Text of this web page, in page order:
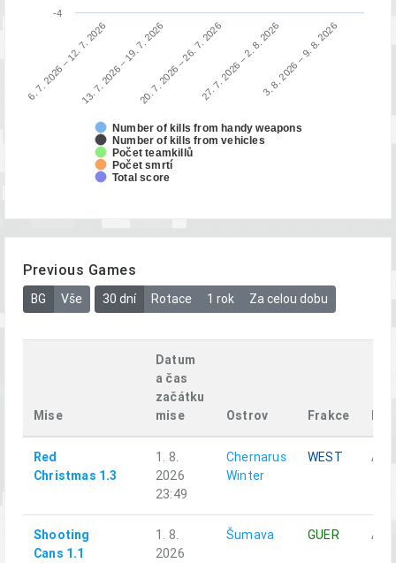
Number of kills from handy weapons
Number of kills from vehicles
Počet teamkillů
Počet smrtí
Total score
6. 7. 2026 – 12. 7. 202613. 7. 2026 – 19. 7. 202620. 7. 2026 – 26. 7. 202627. 7. 2026 – 2. 8. 20263. 8. 2026 – 9. 8. 2026
-4
Previous Games
BG Vše 30 dní Rotace 1 rok Za celou dobu
Mise
Datum
a čas
začátku
mise
Ostrov Frakce
Red
Christmas 1.3
1. 8.
2026
23:49
Chernarus
Winter
WEST
Shooting
Cans 1.1
1. 8.
2026
Šumava GUER